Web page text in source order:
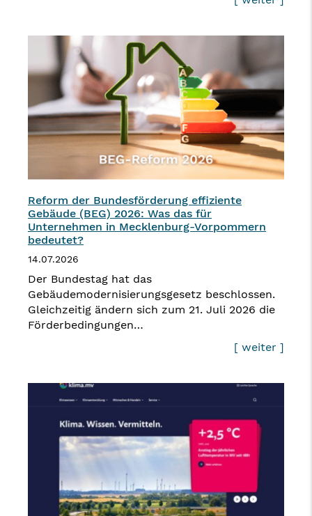
Reform der Bundesförderung effiziente
Gebäude (BEG) 2026: Was das für
Unternehmen in Mecklenburg-Vorpommern
bedeutet?
14.07.2026
Der Bundestag hat das
Gebäudemodernisierungsgesetz beschlossen.
Gleichzeitig ändern sich zum 21. Juli 2026 die
Förderbedingungen…
[ weiter ]